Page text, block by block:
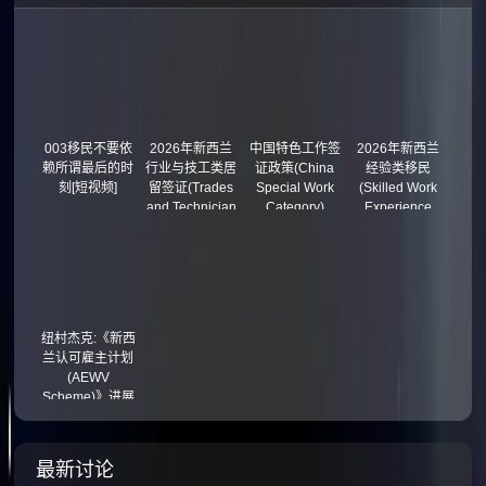
003移民不要依
赖所谓最后的时
刻[短视频]
2026年新西兰
行业与技工类居
留签证(Trades
and Technician
中国特色工作签
证政策(China
Special Work
Category)
2026年新西兰
经验类移民
(Skilled Work
Experience
纽村杰克:《新西
兰认可雇主计划
(AEWV
Scheme)》进展
最新讨论